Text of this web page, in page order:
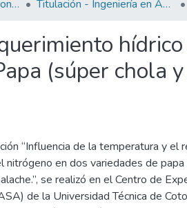
Carrera Ingeniería en Agronomía Titulación - Ingeniería en Agronomía
(súper chola
“Influencia de la temperatura y el
nitrógeno en dos variedades de
se realizó en el Centro de
de la Universidad Técnica de